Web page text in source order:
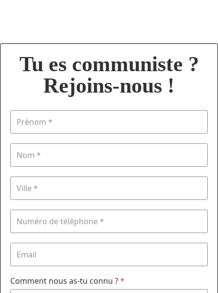
Tu es communiste ?
Rejoins-nous !
Comment nous as-tu connu ?*